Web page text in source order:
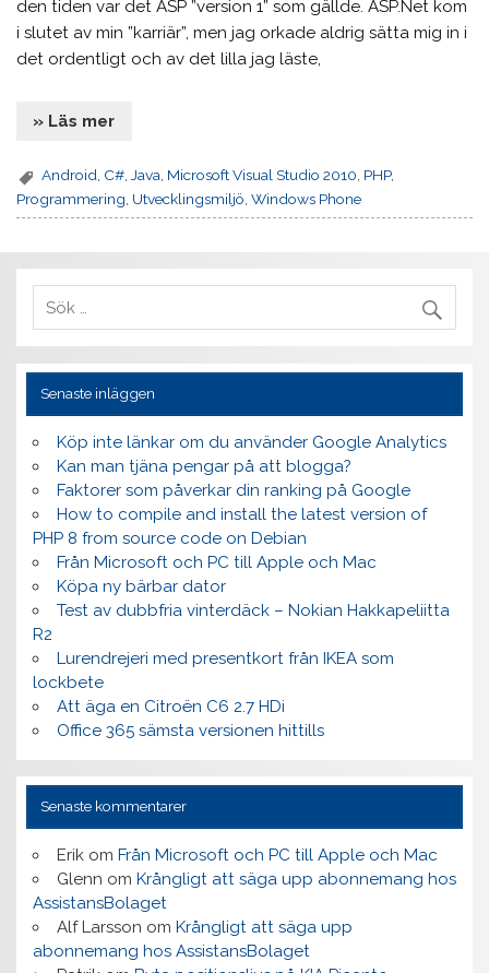
den tiden var det ASP ”version 1” som gällde. ASP.Net kom
i slutet av min ”karriär”, men jag orkade aldrig sätta mig in i
det ordentligt och av det lilla jag läste,
» Läs mer
Android C# Java Microsoft Visual Studio 2010 PHP,
Programmering Utvecklingsmiljö ,Windows Phone
Senaste inläggen
Köp inte länkar om du använder Google Analytics
Kan man tjäna pengar på att blogga?
Faktorer som påverkar din ranking på Google
How to compile and install the latest version of
PHP 8 from source code on Debian
Från Microsoft och PC till Apple och Mac
Köpa ny bärbar dator
Test av dubbfria vinterdäck – Nokian Hakkapeliitta
R2
Lurendrejeri med presentkort från IKEA som
lockbete
Att äga en Citroën C6 2.7 HDi
Office 365 sämsta versionen hittills
Senaste kommentarer
Erikom Från Microsoft och PC till Apple och Mac
Glenn om Krångligt att säga upp abonnemang hos
AssistansBolaget
Alf Larsson om Krångligt att säga upp
abonnemang hos AssistansBolaget